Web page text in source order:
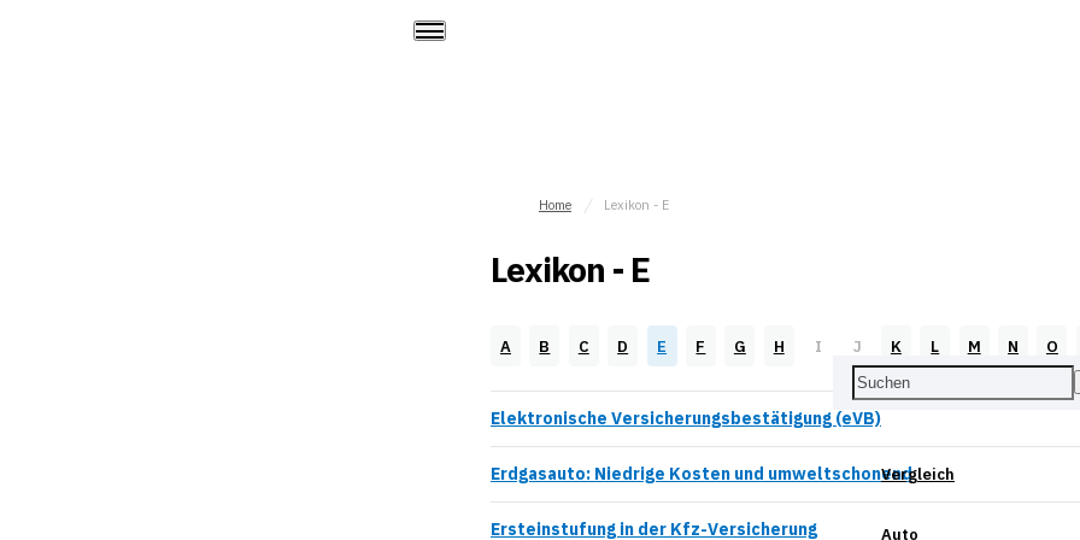
Vergleich
Auto
Home Lexikon - E
Lexikon - E
A B C D E F G H I J K L M N O
Elektronische Versicherungsbestätigung (eVB)
Erdgasauto: Niedrige Kosten und umweltschonend
Ersteinstufung in der Kfz-Versicherung